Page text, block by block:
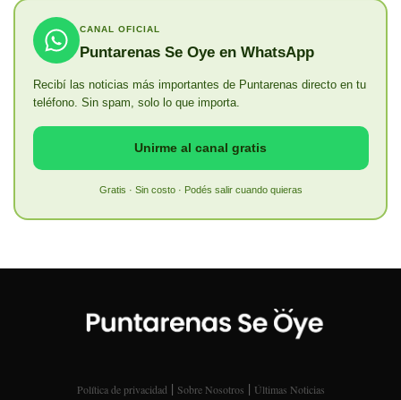
CANAL OFICIAL
Puntarenas Se Oye en WhatsApp
Recibí las noticias más importantes de Puntarenas directo en tu
teléfono. Sin spam, solo lo que importa.
Unirme al canal gratis
Gratis · Sin costo · Podés salir cuando quieras
Política de privacidad | Sobre Nosotros | Últimas Noticias